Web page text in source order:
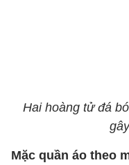
Hai hoàng tử đá
Mặc quần áo theo